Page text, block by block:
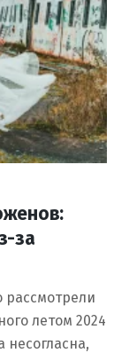
за
рассмотрели
летом 2024